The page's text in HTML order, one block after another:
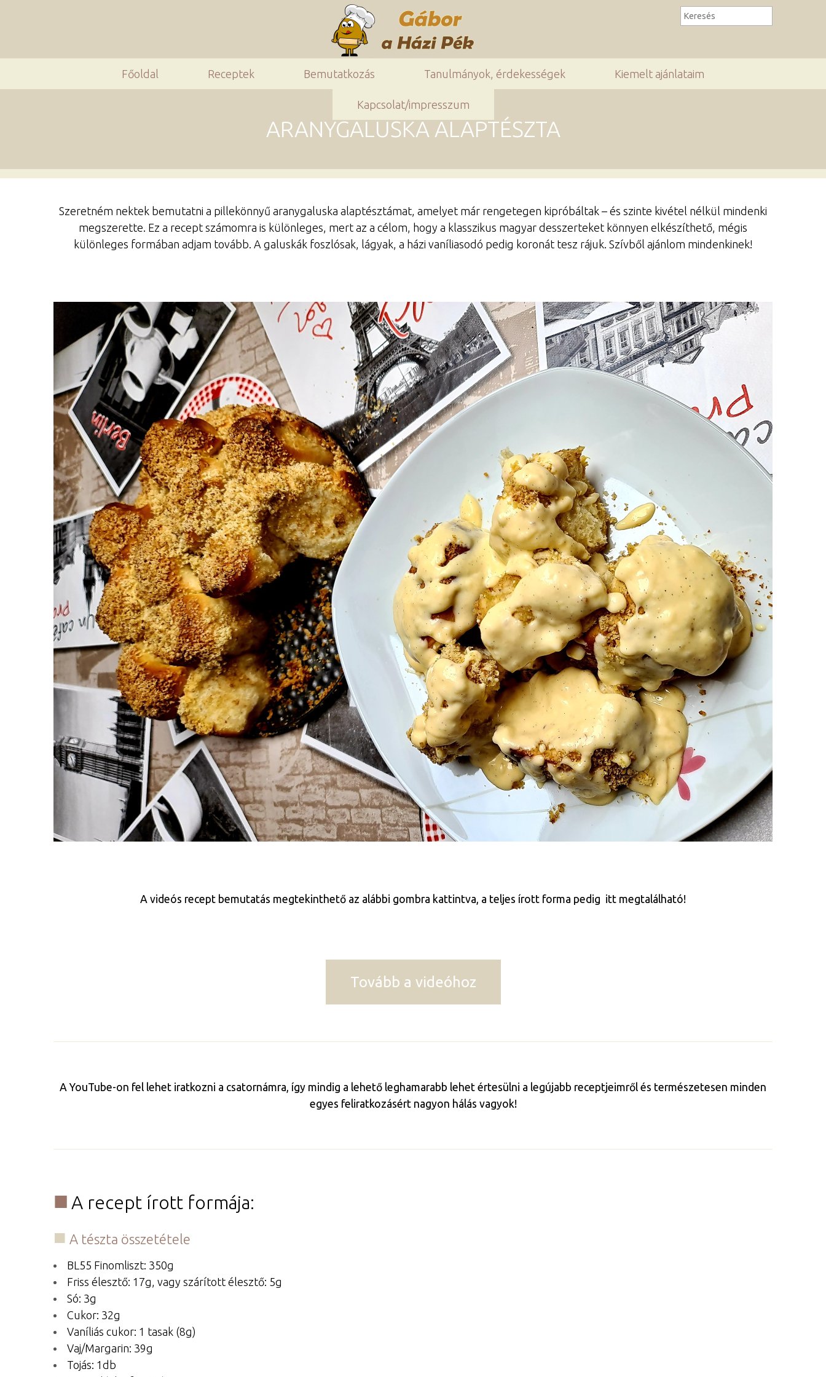
Főoldal Receptek Bemutatkozás Tanulmányok, érdekességek Kiemelt ajánlataim
Kapcsolat/impresszum
ARANYGALUSKA ALAPTÉSZTA
Szeretném nektek bemutatni a pillekönnyű aranygaluska alaptésztámat, amelyet már rengetegen kipróbáltak – és szinte kivétel nélkül mindenki
megszerette. Ez a recept számomra is különleges, mert az a célom, hogy a klasszikus magyar desszerteket könnyen elkészíthető, mégis
különleges formában adjam tovább. A galuskák foszlósak, lágyak, a házi vaníliasodó pedig koronát tesz rájuk. Szívből ajánlom mindenkinek!
A videós recept bemutatás megtekinthető az alábbi gombra kattintva, a teljes írott forma pedig itt megtalálható!
Tovább a videóhoz
A YouTube-on fel lehet iratkozni a csatornámra, így mindig a lehető leghamarabb lehet értesülni a legújabb receptjeimről és természetesen minden
egyes feliratkozásért nagyon hálás vagyok!
A recept írott formája:
A tészta összetétele
BL55 Finomliszt: 350g
Friss élesztő: 17g, vagy szárított élesztő: 5g
Só: 3g
Cukor: 32g
Vaníliás cukor: 1 tasak (8g)
Vaj/Margarin: 39g
Tojás: 1db